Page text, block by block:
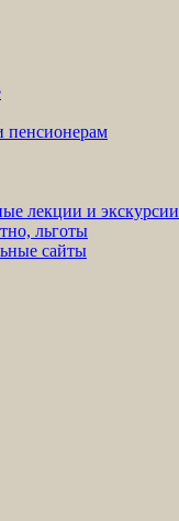
пенсионерам
лекции и экскурсии
льготы
сайты